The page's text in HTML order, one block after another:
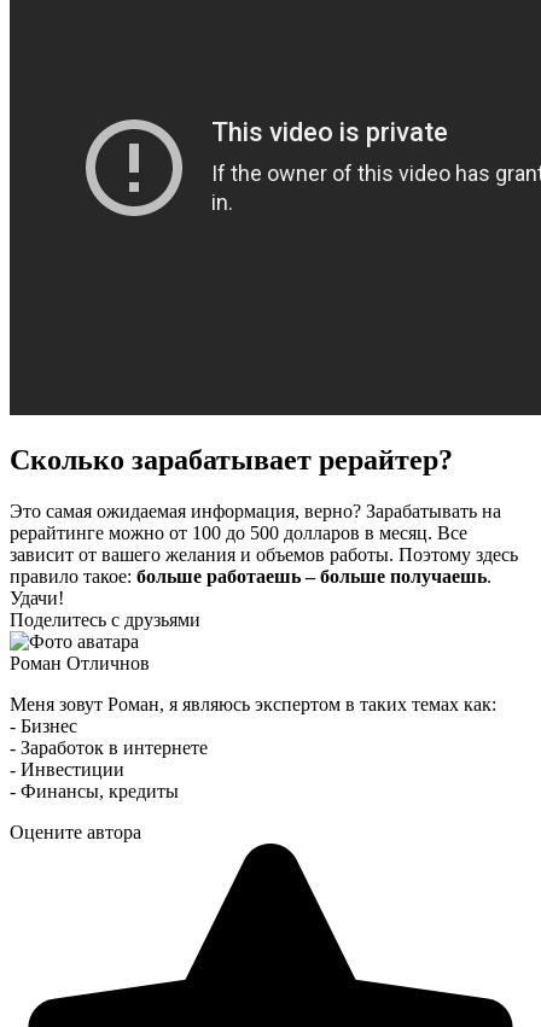
Сколько зарабатывает рерайтер?
Это самая ожидаемая информация, верно? Зарабатывать на
рерайтинге можно от 100 до 500 долларов в месяц. Все
зависит от вашего желания и объемов работы. Поэтому здесь
правило такое: больше работаешь – больше получаешь.
Удачи!
Поделитесь с друзьями
Роман Отличнов
Меня зовут Роман, я являюсь экспертом в таких темах как:
- Бизнес
- Заработок в интернете
- Инвестиции
- Финансы, кредиты
Оцените автора